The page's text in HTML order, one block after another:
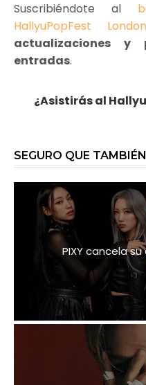
Suscribiéndote al
HallyuPopFest
actualizaciones y
entradas.
¿Asistirás al
SEGURO QUE
PIXY cancela